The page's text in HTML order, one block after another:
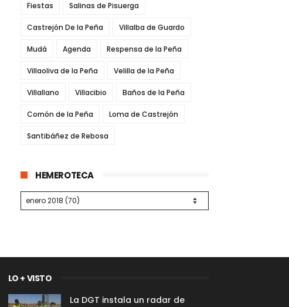
Fiestas Salinas de Pisuerga
Castrejón De la Peña Villalba de Guardo
Mudá Agenda Respensa de la Peña
Villaoliva de la Peña Velilla de la Peña
Villallano Villacibio Baños de la Peña
Cornón de la Peña Loma de Castrejón
Santibáñez de Rebosa
HEMEROTECA
LO + VISTO
La DGT instala un radar de